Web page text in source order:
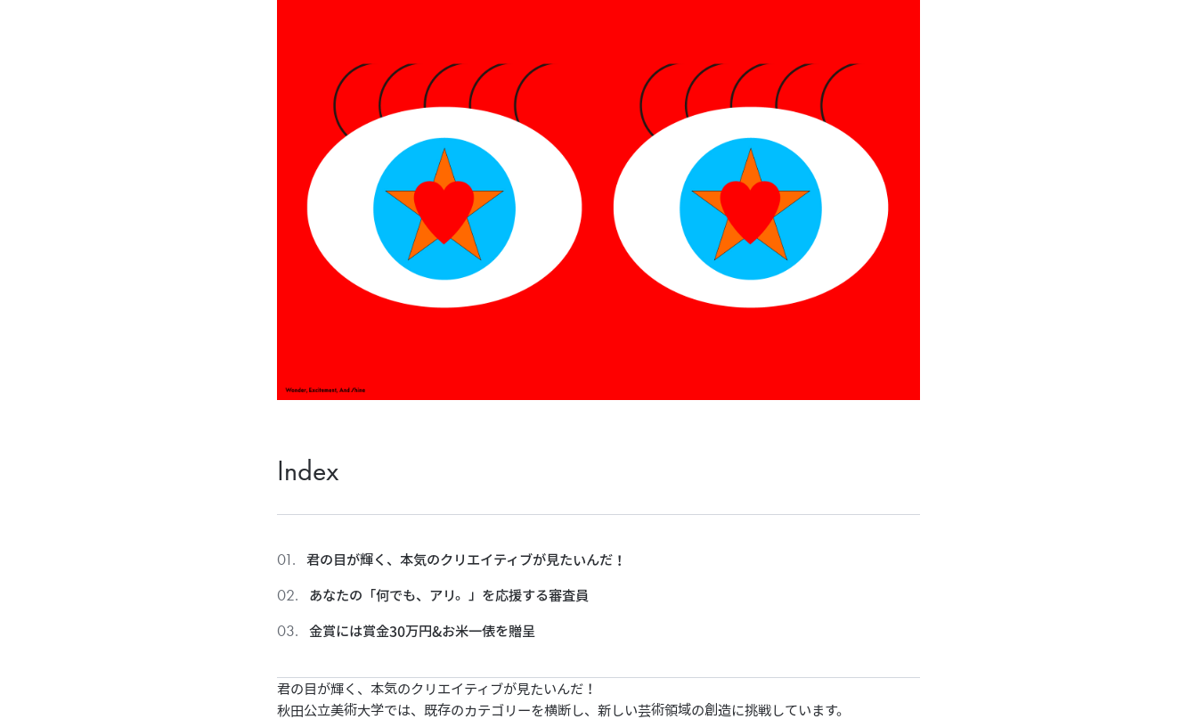
Index
君の目が輝く、本気のクリエイティブが見たいんだ！
あなたの「何でも、アリ。」を応援する審査員
金賞には賞金30万円&お米一俵を贈呈
君の目が輝く、本気のクリエイティブが見たいんだ！
秋田公立美術大学では、既存のカテゴリーを横断し、新しい芸術領域の創造に挑戦しています。